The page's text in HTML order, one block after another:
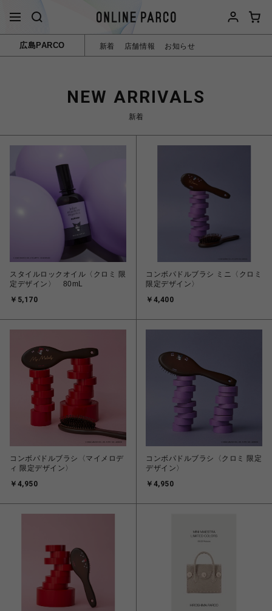
広島PARCO 新着 店舗情報 お知らせ
NEW ARRIVALS
新着
スタイルロックオイル〈クロミ 限
定デザイン〉 80mL
￥5,170
コンボパドルブラシ ミニ〈クロミ
限定デザイン〉
￥4,400
コンボパドルブラシ〈マイメロデ
ィ 限定デザイン〉
￥4,950
コンボパドルブラシ〈クロミ 限定
デザイン〉
￥4,950